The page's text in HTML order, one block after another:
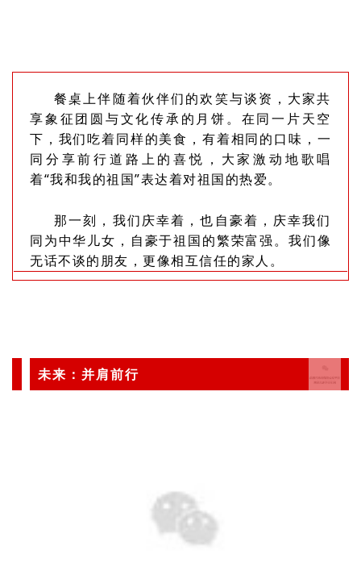
餐桌上伴随着伙伴们的欢笑与谈资，大家共
享象征团圆与文化传承的月饼。在同一片天空
下，我们吃着同样的美食，有着相同的口味，一
同分享前行道路上的喜悦，大家激动地歌唱
着“我和我的祖国”表达着对祖国的热爱。
那一刻，我们庆幸着，也自豪着，庆幸我们
同为中华儿女，自豪于祖国的繁荣富强。我们像
无话不谈的朋友，更像相互信任的家人。
未来：并肩前行